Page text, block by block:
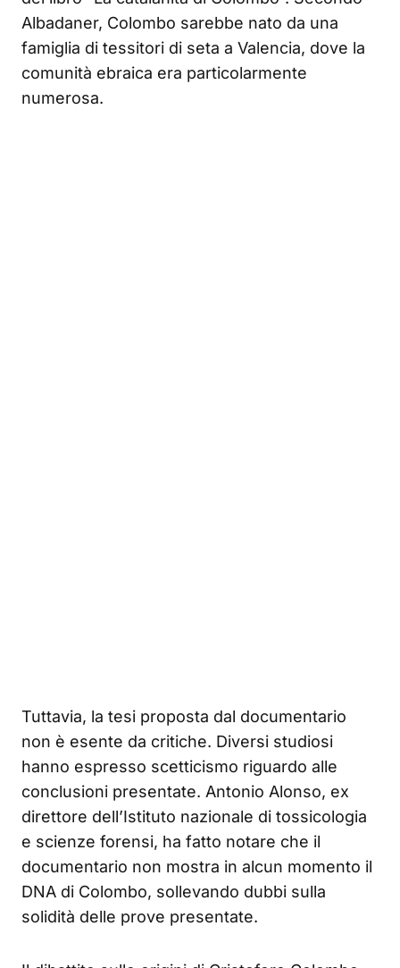
Albadaner, Colombo sarebbe nato da una
famiglia di tessitori di seta a Valencia, dove la
comunità ebraica era particolarmente
numerosa.
Tuttavia, la tesi proposta dal documentario
non è esente da critiche. Diversi studiosi
hanno espresso scetticismo riguardo alle
conclusioni presentate. Antonio Alonso, ex
direttore dell’Istituto nazionale di tossicologia
e scienze forensi, ha fatto notare che il
documentario non mostra in alcun momento il
DNA di Colombo, sollevando dubbi sulla
solidità delle prove presentate.